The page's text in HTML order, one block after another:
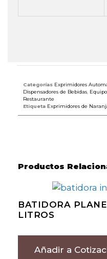
Categorías Exprimidores
Dispensadores de Bebidas,
Restaurante
Etiqueta Exprimidores de
Productos
BATIDORA
LITROS
Añadir a